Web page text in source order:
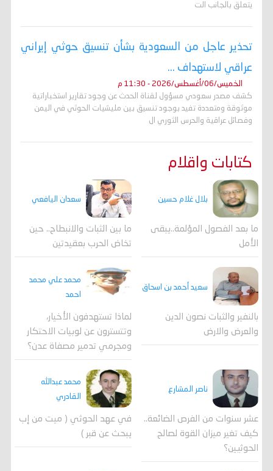
يتعلق بالجانب الت
تحذير عاجل من السعودية بشأن تنسيق حوثي إيراني
عراقي لاستهداف ...
الخميس/06/أغسطس/2026 - 11:30 م
كشف مصدر سعودي مسؤول لقناة الحدث عن وجود تقارير استخباراتية
موثوقة ومتعددة تفيد بوجود تنسيق بين مليشيات الحوثي في اليمن
وفصائل عراقية والحرس الثوري ال
كتابات واقلام
بلال غلام حسين
ما بعد الفصول المؤلمة..يبقى
الأمل
سعدان اليافعي
ما بين الثبات والانبطاح.. حين
تخاض الحرب بعقيدتين
سعيد أحمد بن اسحاق
بالنفير والثبات نصون الدين
والعرض والارض
محمد علي محمد
احمد
لماذا تستهدفون الأخيار،
وتتسترون عن لوبيات الاحتكار
ومجرمي تدمير مصفاة عدن؟
ناصر المشارع
عشر سنوات من الفرص الضائعة..
كيف تغير ميزان القوة لصالح
الحوثيين؟
محمد عبدالله
القادري
في عهد الحوثي ( ميت من إب
يبحث عن قبر )